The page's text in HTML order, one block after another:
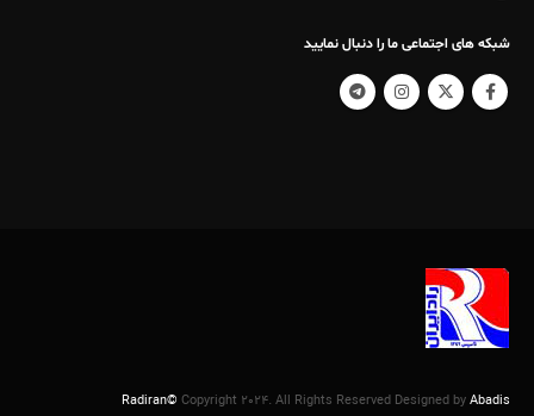
شبکه های اجتماعی ما را دنبال نمایید
Radiran© Copyright 2024. All Rights Reserved Designed by Abadis